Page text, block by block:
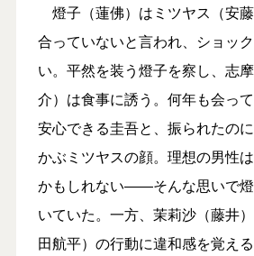
燈子（蓮佛）はミツヤス（安
合っていないと言われ、ショッ
い。平然を装う燈子を察し、志
介）は食事に誘う。何年も会っ
安心できる圭吾と、振られたの
かぶミツヤスの顔。理想の男性
かもしれない――そんな思いで
いていた。一方、茉莉沙（藤井
田航平）の行動に違和感を覚える